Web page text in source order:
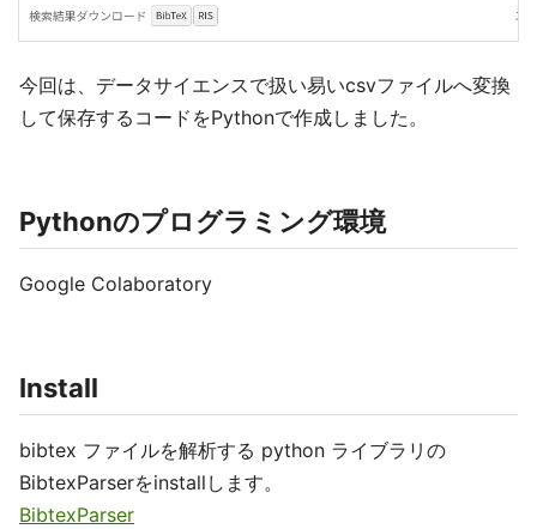
今回は、データサイエンスで扱い易いcsvファイルへ変換
して保存するコードをPythonで作成しました。
Pythonのプログラミング環境
Google Colaboratory
Install
bibtex ファイルを解析する python ライブラリの
BibtexParserをinstallします。
BibtexParser